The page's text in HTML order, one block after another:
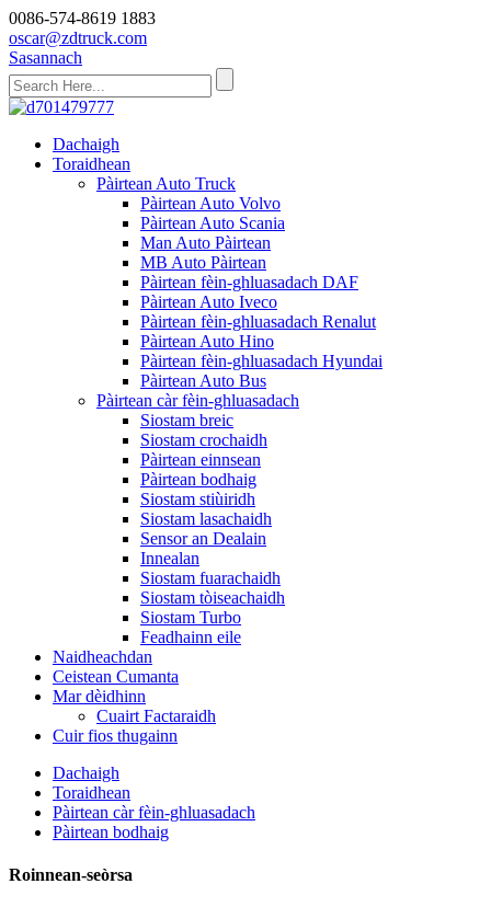
0086-574-8619 1883
oscar@zdtruck.com
Sasannach
Dachaigh
Toraidhean
Pàirtean Auto Truck
Pàirtean Auto Volvo
Pàirtean Auto Scania
Man Auto Pàirtean
MB Auto Pàirtean
Pàirtean fèin-ghluasadach DAF
Pàirtean Auto Iveco
Pàirtean fèin-ghluasadach Renalut
Pàirtean Auto Hino
Pàirtean fèin-ghluasadach Hyundai
Pàirtean Auto Bus
Pàirtean càr fèin-ghluasadach
Siostam breic
Siostam crochaidh
Pàirtean einnsean
Pàirtean bodhaig
Siostam stiùiridh
Siostam lasachaidh
Sensor an Dealain
Innealan
Siostam fuarachaidh
Siostam tòiseachaidh
Siostam Turbo
Feadhainn eile
Naidheachdan
Ceistean Cumanta
Mar dèidhinn
Cuairt Factaraidh
Cuir fios thugainn
Dachaigh
Toraidhean
Pàirtean càr fèin-ghluasadach
Pàirtean bodhaig
Roinnean-seòrsa